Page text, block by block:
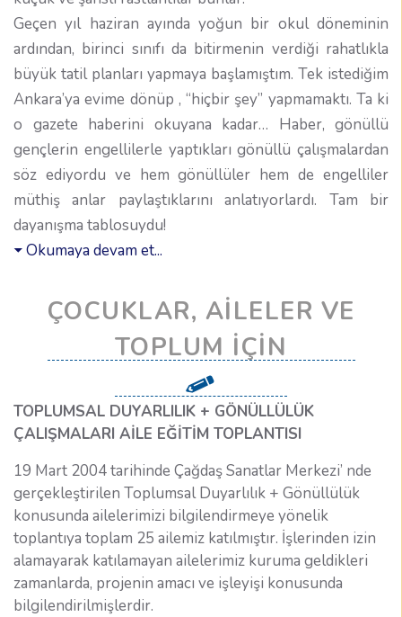
Geçen yıl haziran ayında yoğun bir okul döneminin
ardından, birinci sınıfı da bitirmenin verdiği rahatlıkla
büyük tatil planları yapmaya başlamıştım. Tek istediğim
Ankara’ya evime dönüp , “hiçbir şey” yapmamaktı. Ta ki
o gazete haberini okuyana kadar… Haber, gönüllü
gençlerin engellilerle yaptıkları gönüllü çalışmalardan
söz ediyordu ve hem gönüllüler hem de engelliler
müthiş anlar paylaştıklarını anlatıyorlardı. Tam bir
dayanışma tablosuydu!
Okumaya devam et...
ÇOCUKLAR, AILELER VE
TOPLUM İÇIN
TOPLUMSAL DUYARLILIK + GÖNÜLLÜLÜK
ÇALIŞMALARI AİLE EĞİTİM TOPLANTISI
19 Mart 2004 tarihinde Çağdaş Sanatlar Merkezi’ nde
gerçekleştirilen Toplumsal Duyarlılık + Gönüllülük
konusunda ailelerimizi bilgilendirmeye yönelik
toplantıya toplam 25 ailemiz katılmıştır. İşlerinden izin
alamayarak katılamayan ailelerimiz kuruma geldikleri
zamanlarda, projenin amacı ve işleyişi konusunda
bilgilendirilmişlerdir.